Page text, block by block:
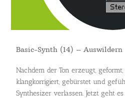
Basic-Synth (14) – Auswildern
Nachdem der Ton erzeugt,
klangkorrigiert, gebürstet und
Synthesizer verlassen. Jetzt geht